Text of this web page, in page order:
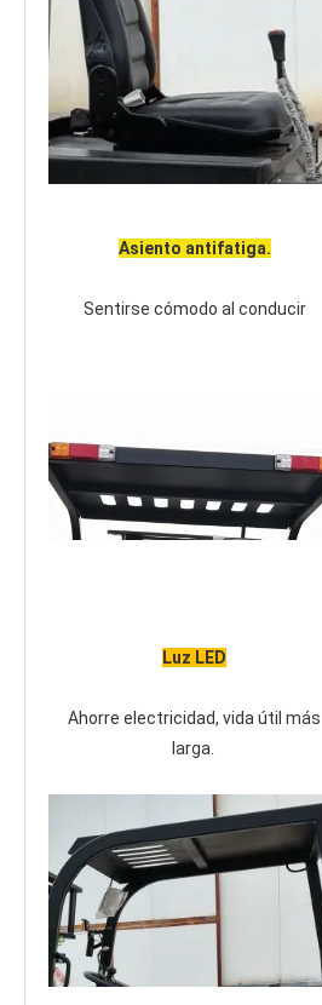
Asiento antifatiga.
Sentirse cómodo al conducir
Luz LED
Ahorre electricidad, vida útil más
larga.